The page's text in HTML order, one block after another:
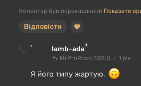
Коментар був перекладений Показати
Відповісти
lamb-ada
MrProRock(33RU) 1 рік
Я його типу жартую.